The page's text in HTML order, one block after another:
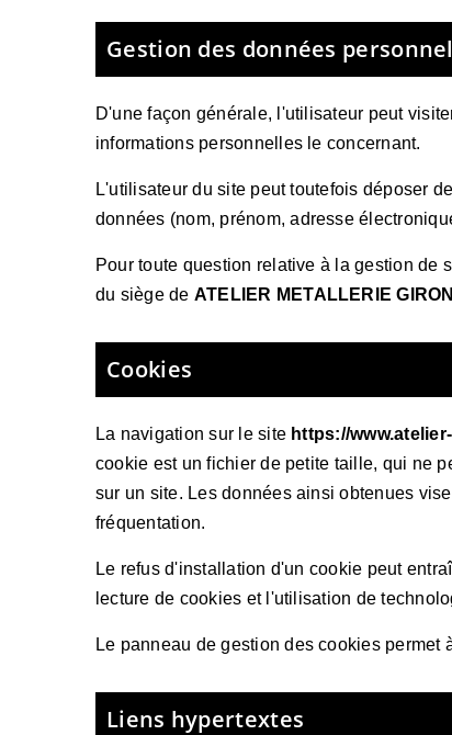
Gestion des données
D'une façon générale, l'utilisateur peut
informations personnelles le concernant.
L'utilisateur du site peut toutefois déposer
données (nom, prénom, adresse
Pour toute question relative à la gestion de
du siège de ATELIER METALLERIE
Cookies
La navigation sur le site https://
cookie est un fichier de petite taille, qui ne
sur un site. Les données ainsi obtenues
fréquentation.
Le refus d'installation d'un cookie peut
lecture de cookies et l'utilisation de
Le panneau de gestion des cookies
Liens hypertextes